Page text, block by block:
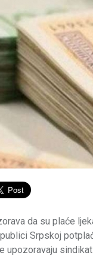
da su plaće
Srpskoj
upozoravaju